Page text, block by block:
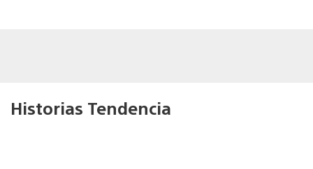
Historias Tendencia